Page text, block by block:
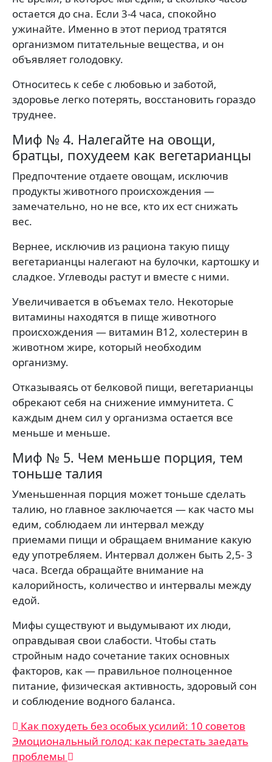
остается до сна. Если 3-4 часа, спокойно
ужинайте. Именно в этот период тратятся
организмом питательные вещества, и он
объявляет голодовку.
Относитесь к себе с любовью и заботой,
здоровье легко потерять, восстановить гораздо
труднее.
Миф № 4. Налегайте на овощи,
братцы, похудеем как вегетарианцы
Предпочтение отдаете овощам, исключив
продукты животного происхождения —
замечательно, но не все, кто их ест снижать
вес.
Вернее, исключив из рациона такую пищу
вегетарианцы налегают на булочки, картошку и
сладкое. Углеводы растут и вместе с ними.
Увеличивается в объемах тело. Некоторые
витамины находятся в пище животного
происхождения — витамин В12, холестерин в
животном жире, который необходим
организму.
Отказываясь от белковой пищи, вегетарианцы
обрекают себя на снижение иммунитета. С
каждым днем сил у организма остается все
меньше и меньше.
Миф № 5. Чем меньше порция, тем
тоньше талия
Уменьшенная порция может тоньше сделать
талию, но главное заключается — как часто мы
едим, соблюдаем ли интервал между
приемами пищи и обращаем внимание какую
еду употребляем. Интервал должен быть 2,5- 3
часа. Всегда обращайте внимание на
калорийность, количество и интервалы между
едой.
Мифы существуют и выдумывают их люди,
оправдывая свои слабости. Чтобы стать
стройным надо сочетание таких основных
факторов, как — правильное полноценное
питание, физическая активность, здоровый сон
и соблюдение водного баланса.
Навигация
по
Как похудеть без особых усилий: 10 советов
Эмоциональный голод: как перестать заедать
проблемы